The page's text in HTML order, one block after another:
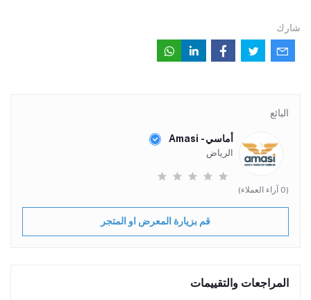
شارك
البائع
أماسي - Amasi
الرياض
(0 آراء العملاء)
قم بزيارة المعرض او المتجر
المراجعات والتقييمات